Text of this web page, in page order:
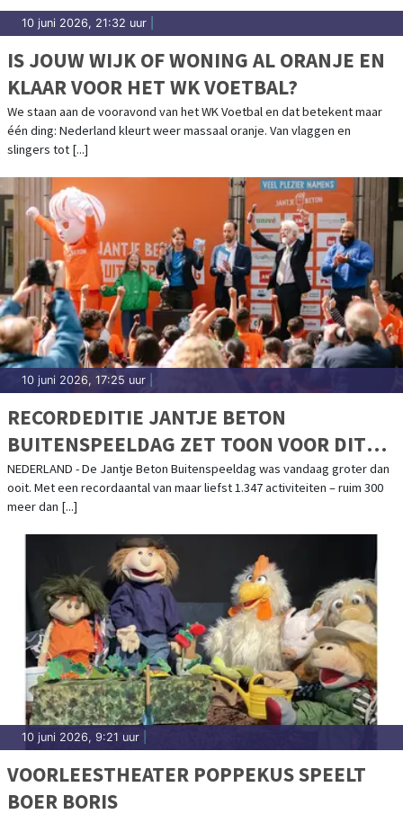
10 juni 2026, 21:32 uur
IS JOUW WIJK OF WONING AL ORANJE EN
KLAAR VOOR HET WK VOETBAL?
We staan aan de vooravond van het WK Voetbal en dat betekent maar
één ding: Nederland kleurt weer massaal oranje. Van vlaggen en
slingers tot [...]
10 juni 2026, 17:25 uur
RECORDEDITIE JANTJE BETON
BUITENSPEELDAG ZET TOON VOOR DIT
SPEELJAAR
NEDERLAND - De Jantje Beton Buitenspeeldag was vandaag groter dan
ooit. Met een recordaantal van maar liefst 1.347 activiteiten – ruim 300
meer dan [...]
10 juni 2026, 9:21 uur
VOORLEESTHEATER POPPEKUS SPEELT
BOER BORIS